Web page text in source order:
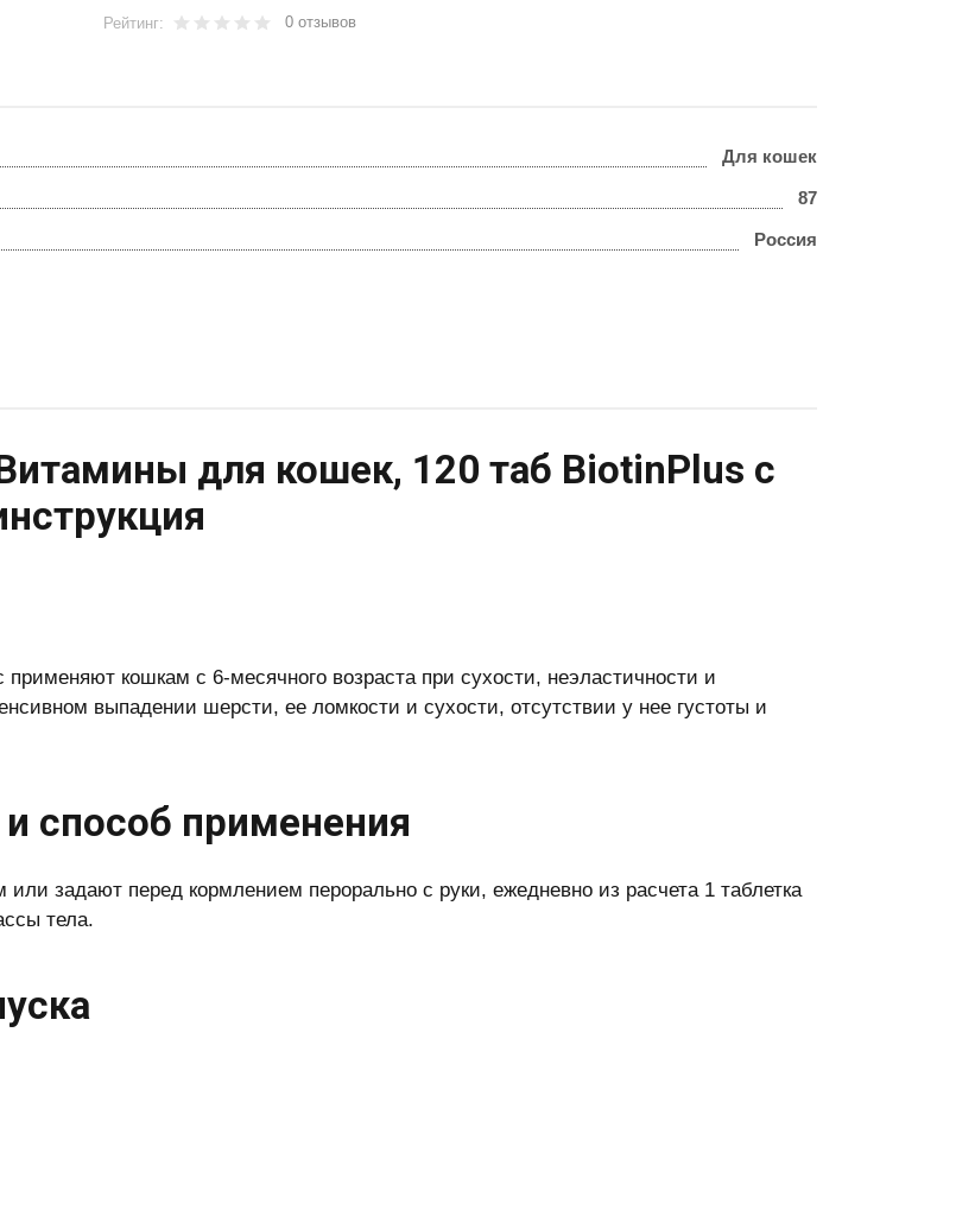
Рейтинг: 0 отзывов
Для кошек
87
Россия
для кошек, 120 таб BiotinPlus с
кошкам с 6-месячного возраста при сухости, неэластичности и
выпадении шерсти, ее ломкости и сухости, отсутствии у нее густоты и
способ применения
или задают перед кормлением перорально с руки, ежедневно из расчета 1 таблетка
тела.